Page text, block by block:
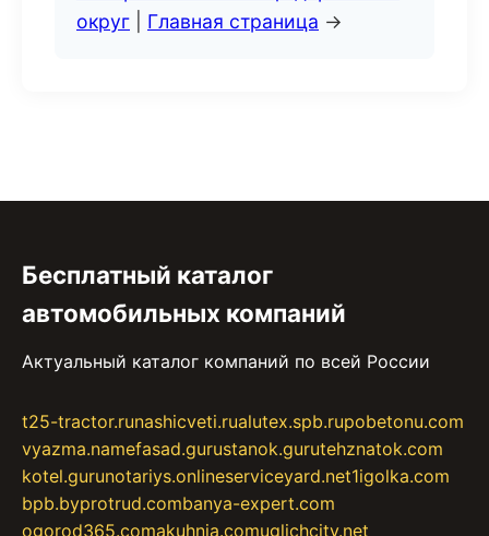
округ
Главная страница →
Бесплатный каталог
автомобильных компаний
Актуальный каталог компаний по всей России
t25-tractor.runashicveti.rualutex.spb.rupobetonu.com
vyazma.namefasad.gurustanok.gurutehznatok.com
kotel.gurunotariys.onlineserviceyard.net1igolka.com
bpb.byprotrud.combanya-expert.com
ogorod365.comakuhnja.comuglichcity.net